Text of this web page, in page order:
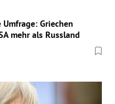
Umfrage: Griechen
mehr als Russland